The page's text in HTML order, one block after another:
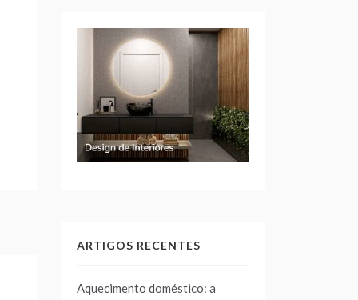
ARTIGOS RECENTES
Aquecimento doméstico: a